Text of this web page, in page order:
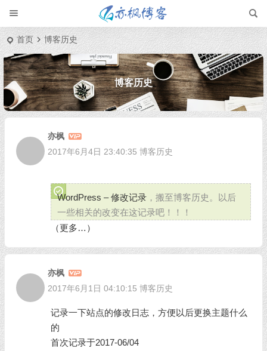
首页 博客历史
博客历史
亦枫
2017年6月4日 23:40:35 博客历史
WordPress – 修改记录，搬至博客历史。以后
一些相关的改变在这记录吧！！！
（更多…）
亦枫
2017年6月1日 04:10:15 博客历史
记录一下站点的修改日志，方便以后更换主题什么
的
首次记录于2017-06/04